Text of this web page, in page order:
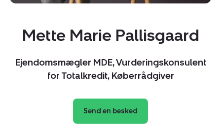
Mette Marie Pallisgaard
Ejendomsmægler MDE, Vurderingskonsulent
for Totalkredit, Køberrådgiver
Send en besked